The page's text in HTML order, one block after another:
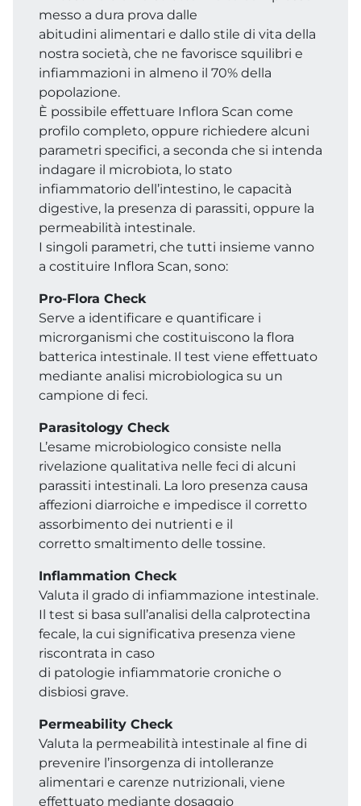
messo a dura prova dalle
abitudini alimentari e dallo stile di vita della
nostra società, che ne favorisce squilibri e
infiammazioni in almeno il 70% della
popolazione.
È possibile effettuare Inflora Scan come
profilo completo, oppure richiedere alcuni
parametri specifici, a seconda che si intenda
indagare il microbiota, lo stato
infiammatorio dell’intestino, le capacità
digestive, la presenza di parassiti, oppure la
permeabilità intestinale.
I singoli parametri, che tutti insieme vanno
a costituire Inflora Scan, sono:
Pro-Flora Check
Serve a identificare e quantificare i
microrganismi che costituiscono la flora
batterica intestinale. Il test viene effettuato
mediante analisi microbiologica su un
campione di feci.
Parasitology Check
L’esame microbiologico consiste nella
rivelazione qualitativa nelle feci di alcuni
parassiti intestinali. La loro presenza causa
affezioni diarroiche e impedisce il corretto
assorbimento dei nutrienti e il
corretto smaltimento delle tossine.
Inflammation Check
Valuta il grado di infiammazione intestinale.
Il test si basa sull’analisi della calprotectina
fecale, la cui significativa presenza viene
riscontrata in caso
di patologie infiammatorie croniche o
disbiosi grave.
Permeability Check
Valuta la permeabilità intestinale al fine di
prevenire l’insorgenza di intolleranze
alimentari e carenze nutrizionali, viene
effettuato mediante dosaggio